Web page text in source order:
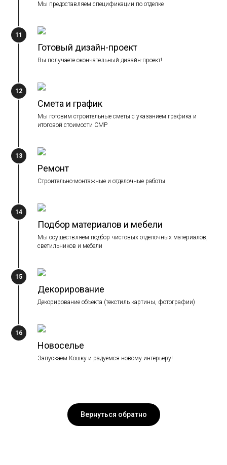
Мы предоставляем спецификации по отделке
11
Готовый дизайн-проект
Вы получаете окончательный дизайн-проект!
12
Смета и график
Мы готовим строительные сметы с указанием графика и
итоговой стоимости СМР
13
Ремонт
Строительно-монтажные и отделочные работы
14
Подбор материалов и мебели
Мы осуществляем подбор чистовых отделочных материалов,
светильников и мебели
15
Декорирование
Декорирование объекта (текстиль картины, фотографии)
16
Новоселье
Запускаем Кошку и радуемся новому интерьеру!
Вернуться обратно